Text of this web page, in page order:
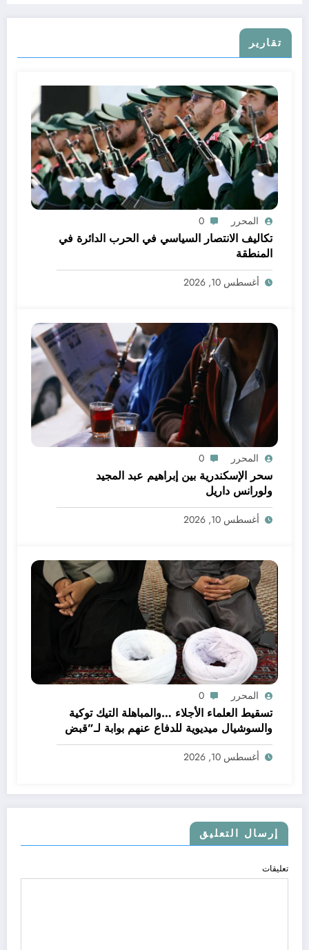
تقارير
المحرر 0
تكاليف الانتصار السياسي في الحرب الدائرة في
المنطقة
أغسطس 10, 2026
المحرر 0
سحر الإسكندرية بين إبراهيم عبد المجيد
ولورانس داريل
أغسطس 10, 2026
المحرر 0
تسقيط العلماء الأجلاء …والمباهلة التيك توكية
والسوشيال ميديوية للدفاع عنهم بوابة لـ”قبض
العلم”ونافذته !!
أغسطس 10, 2026
إرسال التعليق
تعليقات